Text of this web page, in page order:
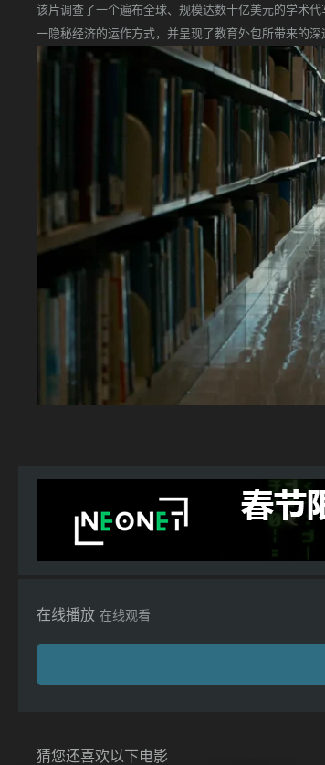
该片调查了一个遍布全球、规模达数十亿美元的学术
一隐秘经济的运作方式，并呈现了教育外包所带来的
在线播放 在线观看
猜您还喜欢以下电影